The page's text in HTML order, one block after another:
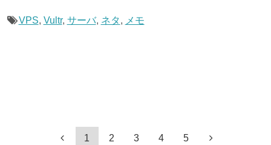
VPS, Vultr, サーバ, ネタ, メモ
1 2 3 4 5